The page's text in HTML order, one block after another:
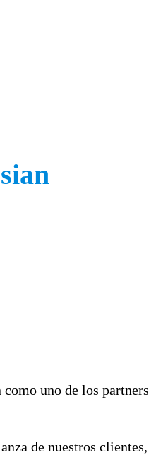
uno de los partners
de nuestros clientes,